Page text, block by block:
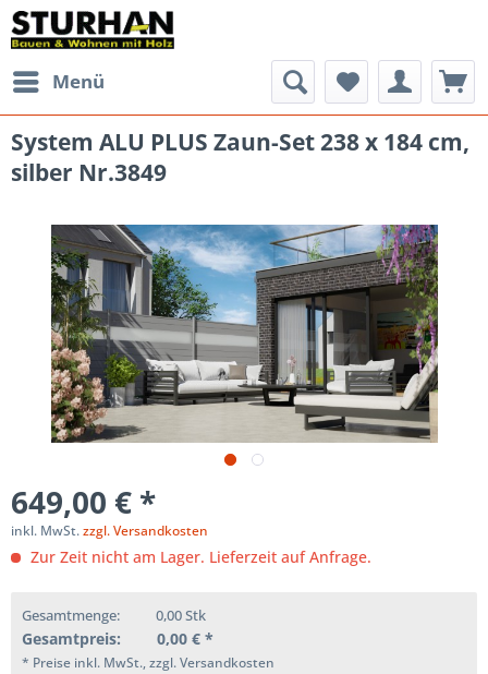
Menü
System ALU PLUS Zaun-Set 238 x 184 cm,
silber Nr.3849
649,00 € *
inkl. MwSt.zzgl. Versandkosten
Zur Zeit nicht am Lager. Lieferzeit auf Anfrage.
Gesamtmenge: 0,00Stk
Gesamtpreis: 0,00 € *
* Preise inkl. MwSt., zzgl. Versandkosten